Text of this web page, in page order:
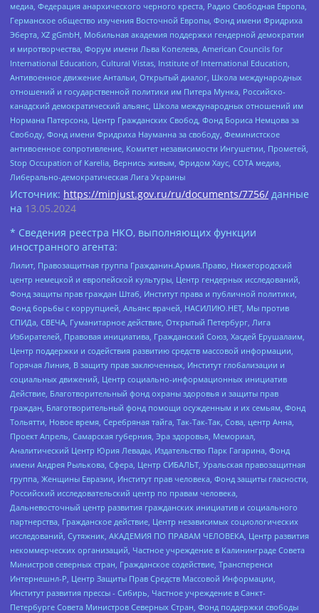
медиа, Федерация анархического черного креста, Радио Свободная Европа,
Германское общество изучения Восточной Европы, Фонд имени Фридриха
Эберта, XZ gGmbH, Мобильная академия поддержки гендерной демократии
и миротворчества, Форум имени Льва Копелева, American Councils for
International Education, Cultural Vistas, Institute of International Education,
Антивоенное движение Антальи, Открытый диалог, Школа международных
отношений и государственной политики им Питера Мунка, Российско-
канадский демократический альянс, Школа международных отношений им
Нормана Патерсона, Центр Гражданских Свобод, Фонд Бориса Немцова за
Свободу, Фонд имени Фридриха Науманна за свободу, Феминистское
антивоенное сопротивление, Комитет независимости Ингушетии, Прометей,
Stop Occupation of Karelia, Вернись живым, Фридом Хаус, СОТА медиа,
Либерально-демократическая Лига Украины
Источник: https://minjust.gov.ru/ru/documents/7756/ данные
на 13.05.2024
* Сведения реестра НКО, выполняющих функции
иностранного агента:
Лилит, Правозащитная группа Гражданин.Армия.Право, Нижегородский
центр немецкой и европейской культуры, Центр гендерных исследований,
Фонд защиты прав граждан Штаб, Институт права и публичной политики,
Фонд борьбы с коррупцией, Альянс врачей, НАСИЛИЮ.НЕТ, Мы против
СПИДа, СВЕЧА, Гуманитарное действие, Открытый Петербург, Лига
Избирателей, Правовая инициатива, Гражданский Союз, Хасдей Ерушалаим,
Центр поддержки и содействия развитию средств массовой информации,
Горячая Линия, В защиту прав заключенных, Институт глобализации и
социальных движений, Центр социально-информационных инициатив
Действие, Благотворительный фонд охраны здоровья и защиты прав
граждан, Благотворительный фонд помощи осужденным и их семьям, Фонд
Тольятти, Новое время, Серебряная тайга, Так-Так-Так, Сова, центр Анна,
Проект Апрель, Самарская губерния, Эра здоровья, Мемориал,
Аналитический Центр Юрия Левады, Издательство Парк Гагарина, Фонд
имени Андрея Рылькова, Сфера, Центр СИБАЛЬТ, Уральская правозащитная
группа, Женщины Евразии, Институт прав человека, Фонд защиты гласности,
Российский исследовательский центр по правам человека,
Дальневосточный центр развития гражданских инициатив и социального
партнерства, Гражданское действие, Центр независимых социологических
исследований, Сутяжник, АКАДЕМИЯ ПО ПРАВАМ ЧЕЛОВЕКА, Центр развития
некоммерческих организаций, Частное учреждение в Калининграде Совета
Министров северных стран, Гражданское содействие, Трансперенси
Интернешнл-Р, Центр Защиты Прав Средств Массовой Информации,
Институт развития прессы - Сибирь, Частное учреждение в Санкт-
Петербурге Совета Министров Северных Стран, Фонд поддержки свободы